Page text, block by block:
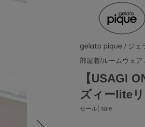
gelato pique / ジェ
部屋着/ルームウェア
【USAGI
ズィーlite
セール│sale